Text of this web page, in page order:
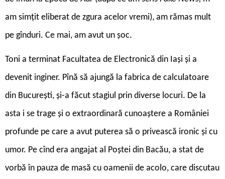
am simțit eliberat de zgura acelor vremi), am rămas mult
pe gînduri. Ce mai, am avut un șoc.
Toni a terminat Facultatea de Electronică din Iași și a
devenit inginer. Pînă să ajungă la fabrica de calculatoare
din București, și-a făcut stagiul prin diverse locuri. De la
asta i se trage și o extraordinară cunoaștere a României
profunde pe care a avut puterea să o privească ironic și cu
umor. Pe cînd era angajat al Poștei din Bacău, a stat de
vorbă în pauza de masă cu oamenii de acolo, care discutau